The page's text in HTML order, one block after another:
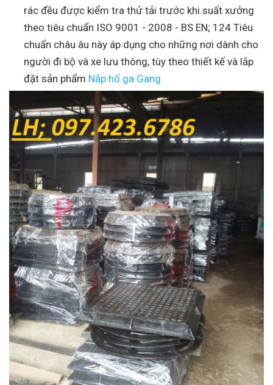
rác đều được kiểm tra thử tải trước khi suất xưởng
theo tiêu chuẩn ISO 9001 - 2008 - BS EN; 124 Tiêu
chuẩn châu âu này áp dụng cho những nơi dành cho
người đi bộ và xe lưu thông, tùy theo thiết kế và lắp
đặt sản phẩm Nắp hố ga Gang